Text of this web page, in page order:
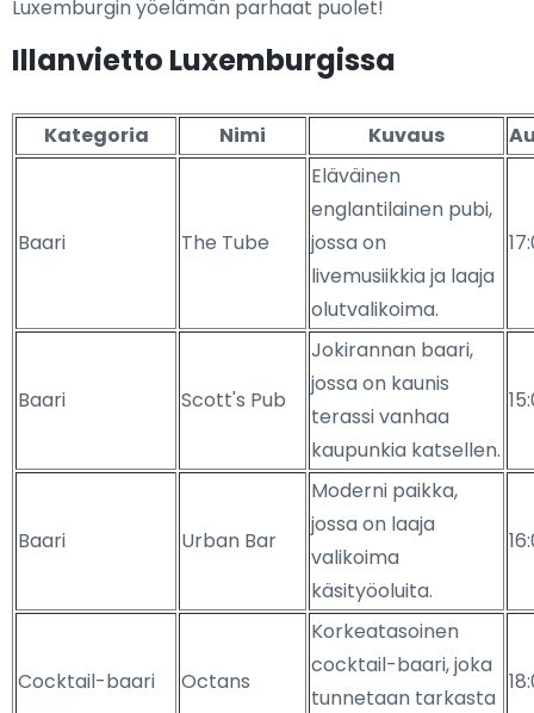
Luxemburgin yöelämän parhaat puolet!
Illanvietto Luxemburgissa
Kategoria Nimi Kuvaus
Baari The Tube
Eläväinen
englantilainen pubi,
jossa on
livemusiikkia ja laaja
olutvalikoima.
Baari Scott's Pub
Jokirannan baari,
jossa on kaunis
terassi vanhaa
kaupunkia katsellen.
Baari Urban Bar
Moderni paikka,
jossa on laaja
valikoima
käsityöoluita.
Cocktail-baari Octans
Korkeatasoinen
cocktail-baari, joka
tunnetaan tarkasta